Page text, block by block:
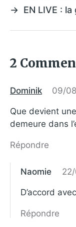
→ EN LIVE :
2
Dominik 09/
Que devient
demeure dans
Répondre
Naomie
D’accord
Répondre